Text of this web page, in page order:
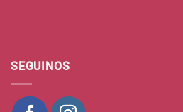
SEGUINOS